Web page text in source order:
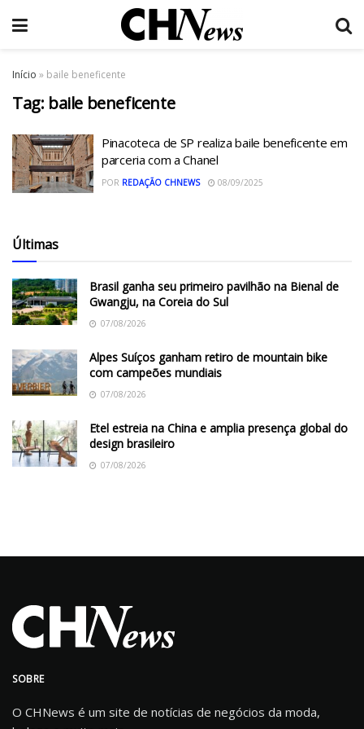
Início » baile beneficente
Tag: baile beneficente
Pinacoteca de SP realiza baile beneficente em
parceria com a Chanel
POR REDAÇÃO CHNEWS 08/09/2025
Últimas
Brasil ganha seu primeiro pavilhão na Bienal de
Gwangju, na Coreia do Sul
07/08/2026
Alpes Suíços ganham retiro de mountain bike
com campeões mundiais
07/08/2026
Etel estreia na China e amplia presença global do
design brasileiro
07/08/2026
SOBRE
O CHNews é um site de notícias de negócios da moda,